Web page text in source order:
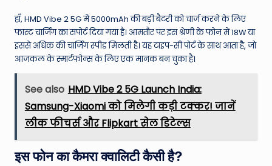
हाँ, HMD Vibe 2 5G में 5000mAh की बड़ी बैटरी को चार्ज करने के लिए
फास्ट चार्जिंग का सपोर्ट दिया गया है। आमतौर पर इस श्रेणी के फोन में 18W या
इससे अधिक की चार्जिंग स्पीड मिलती है। यह टाइप-सी पोर्ट के साथ आता है, जो
आजकल के स्मार्टफोन्स के लिए एक मानक बन चुका है।
See also HMD Vibe 2 5G Launch India:
Samsung-Xiaomi को मिलेगी कड़ी टक्कर! जानें
लीक फीचर्स और Flipkart सेल डिटेल्स
इस फोन का कैमरा क्वालिटी कैसी है?